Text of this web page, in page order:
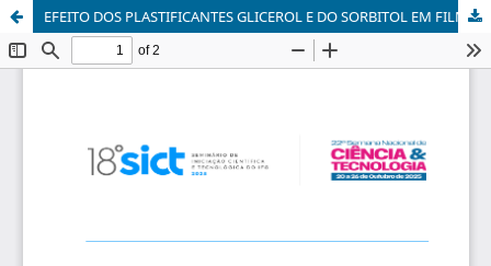
EFEITO DOS PLASTIFICANTES GLICEROL E DO SORBITOL EM FILMES BIODEGRADÁVEIS DE AMIDO DE MILHO